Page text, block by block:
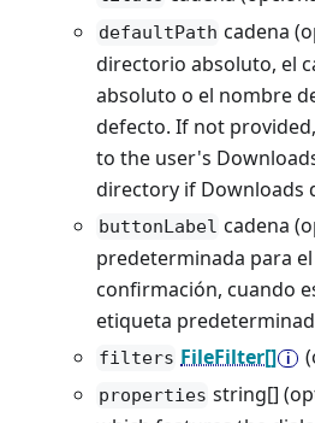
defaultPath cadena
directorio absoluto, el
absoluto o el nombre
defecto. If not
to the user's
directory if Downloads
buttonLabel cadena
predeterminada para
confirmación, cuando
etiqueta
filters FileFilter[]
properties string[]